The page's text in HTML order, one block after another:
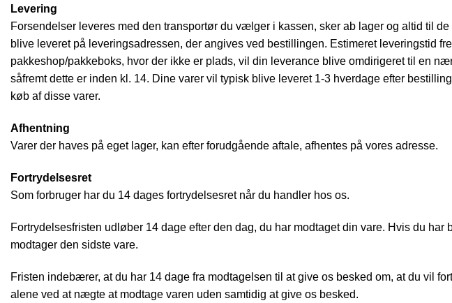
Levering
Forsendelser leveres med den transportør du vælger i kassen, sker ab lager og altid til
blive leveret på leveringsadressen, der angives ved bestillingen. Estimeret leveringstid
pakkeshop/pakkeboks, hvor der ikke er plads, vil din leverance blive omdirigeret til en
såfremt dette er inden kl. 14. Dine varer vil typisk blive leveret 1-3 hverdage efter
køb af disse varer.
Afhentning
Varer der haves på eget lager, kan efter forudgående aftale, afhentes på vores adresse.
Fortrydelsesret
Som forbruger har du 14 dages fortrydelsesret når du handler hos os.
Fortrydelsesfristen udløber 14 dage efter den dag, du har modtaget din vare. Hvis du
modtager den sidste vare.
Fristen indebærer, at du har 14 dage fra modtagelsen til at give os besked om, at du vil
alene ved at nægte at modtage varen uden samtidig at give os besked.